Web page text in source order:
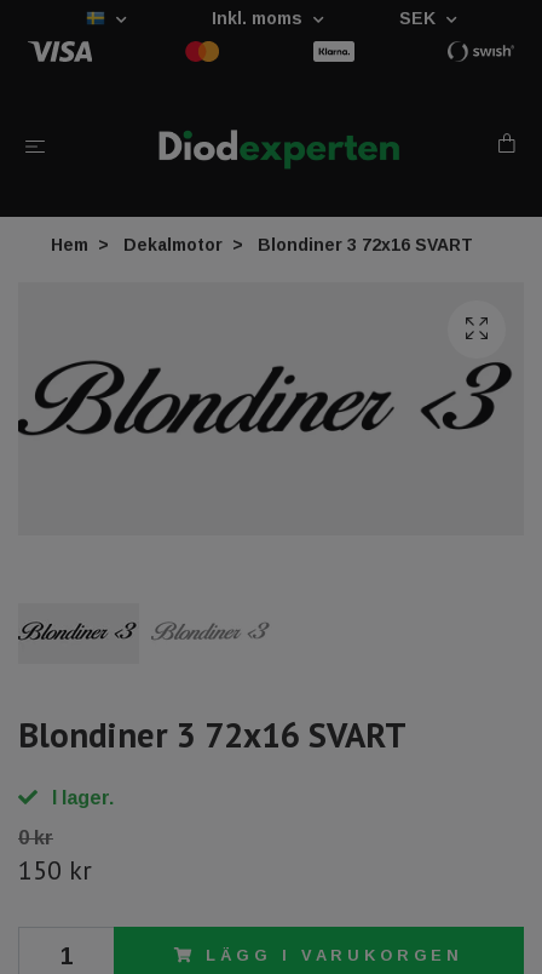
Inkl. moms SEK
Hem Dekalmotor Blondiner 3 72x16 SVART
Blondiner 3 72x16 SVART
I lager.
0 kr
150 kr
LÄGG I VARUKORGEN